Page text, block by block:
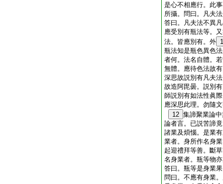
是心不相應行。此
所攝。問曰。凡夫
答曰。凡夫法不異
應受別有瓶法等。
法。皆應別有。外
瓶法知是瓶色異色
者何。法名自體。
無體。應待色法故
深思故説別有凡夫
故造阿毘曇。説別
師説別有如法性眞
應深思此理。勿隨
12 集諦聚業論
論者言。已説苦諦
諸業及煩惱。是業
業者。身所作名身
起迎禮拜等善。斷
名身業者。瓶等物
答曰。瓶等是身業
問曰。不應有身業